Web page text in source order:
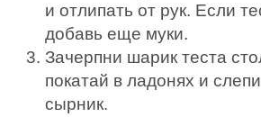
и отлипать от рук. Если
добавь еще муки.
Зачерпни шарик теста
покатай в ладонях и
сырник.